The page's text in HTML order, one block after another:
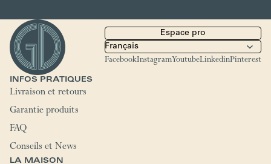
Espace pro
FacebookInstagramYoutubeLinkedinPinterest
INFOS PRATIQUES
Livraison et retours
Garantie produits
FAQ
Conseils et News
LA MAISON